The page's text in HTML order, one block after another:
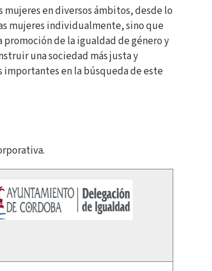
en diversos ámbitos, desde lo
mujeres individualmente, sino que
de la igualdad de género y
una sociedad más justa y
importantes en la búsqueda de este